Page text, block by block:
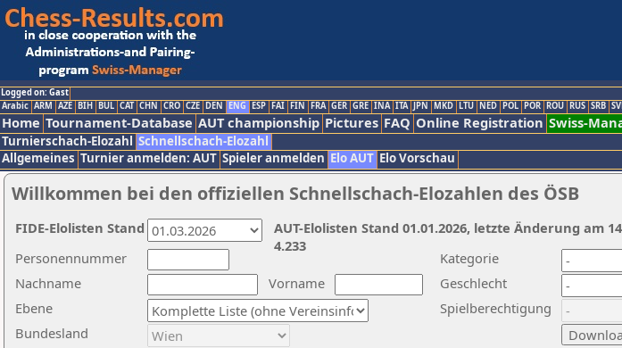
Logged on: Gast
Arabic ARM AZE BIH BUL CAT CHN CRO CZE DEN ENG ESP FAI FIN FRA GER GRE INA ITA JPN MKD LTU NED POL POR ROU RUS SRB
Home Tournament-Database AUT championship Pictures FAQ Online Registration Swiss-
Turnierschach-Elozahl Schnellschach-Elozahl
Allgemeines Turnier anmelden: AUT Spieler anmelden Elo AUT Elo Vorschau
Willkommen bei den offiziellen Schnellschach-Elozahlen des ÖSB
Nachname
Vorname
Ebene
Kategorie
Personennummer
Bundesland
Geschlecht
Spielberechtigung
AUT-Elolisten Stand 01.01.2026, letzte Änderung am
4.233
FIDE-Elolisten Stand